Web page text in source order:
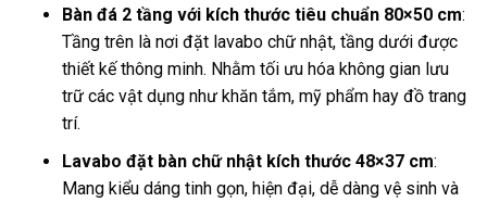
Bàn đá 2 tầng với kích thước tiêu chuẩn 80×50 cm:
Tầng trên là nơi đặt lavabo chữ nhật, tầng dưới được
thiết kế thông minh. Nhằm tối ưu hóa không gian lưu
trữ các vật dụng như khăn tắm, mỹ phẩm hay đồ trang
trí.
Lavabo đặt bàn chữ nhật kích thước 48×37 cm:
Mang kiểu dáng tinh gọn, hiện đại, dễ dàng vệ sinh và